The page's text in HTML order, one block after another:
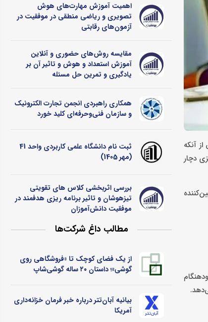
آنکه
دچار
اهمیت آموزش مهارت‌های هوش
تصویری و ریاضی منطقی در موفقیت در
آزمون‌های رقابتی
مقایسه روش‌های حضوری و آنلاین
آموزش استعداد و هوش و تاثیر آن بر
یادگیری و تمرین حل مسئله
همکاری راهبردی انجمن تجارت الکترونیک
و سازمان فنی‌وحرفه‌ای کلید خورد
ثبت نام دانشگاه علمی کاربردی واحد 41
(مهر 1405)
بررسی اثربخشی کلاس ‌های تقویتی
تیزهوشان و تاثیر برنامه ‌ریزی هدفمند در
موفقیت دانش‌آموزان
مطالب داغ شرکت‌ها
از یک فضای کوچک تا «فروشگاهی روی
گوشی»؛ داستان ۲۰ ساله گوشی‌شاپ
بیانیه آبان‌تتر درباره خبر فرمان خزانه‌داری
آمریکا